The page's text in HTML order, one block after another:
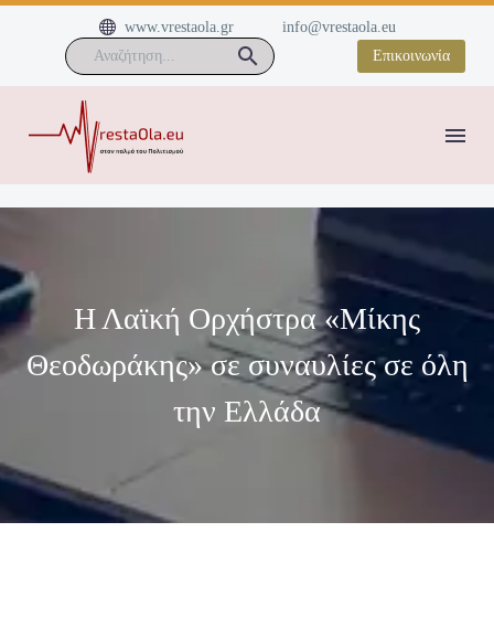

 www.vrestaola.gr
info@vrestaola.eu
Επικοινωνία
Η Λαϊκή Ορχήστρα «Μίκης
Θεοδωράκης» σε συναυλίες σε όλη
την Ελλάδα